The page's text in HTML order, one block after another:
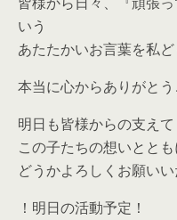
いう
あたたかいお言葉を私
本当に心からありがとう
明日も皆様からの支え
この子たちの想いとと
どうかよろしくお願いい
！明日の活動予定！